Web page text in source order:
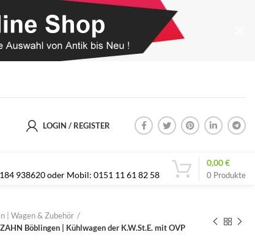
LOGIN / REGISTER
938620 oder Mobil: 0151 11 61 82 58
0 Produkte
0,00€
| Wagen & Zubehör
Böblingen | Kühlwagen der K.W.St.E. mit OVP